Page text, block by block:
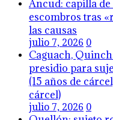
Ancud: capilla
escombros tras
las causas
julio 7, 2026 0
Caguach,
presidio para
(15 años de
cárcel)
julio 7, 2026 0